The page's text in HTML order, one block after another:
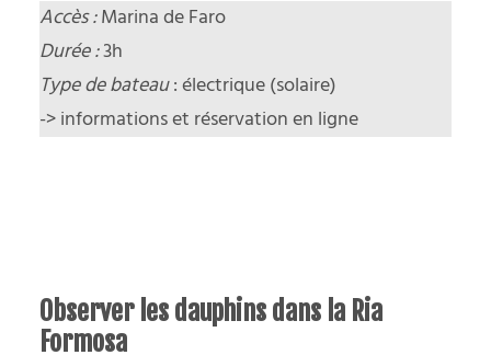
Accès :Marina de Faro
Durée :3h
Type de bateau: électrique (solaire)
->informations et réservation en ligne
Observer les dauphins dans la Ria
Formosa